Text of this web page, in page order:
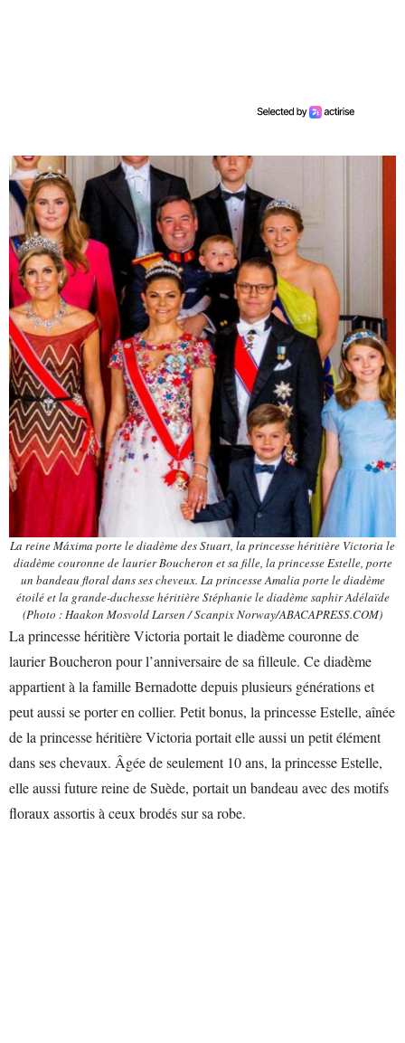
La reine Máxima porte le diadème des Stuart, la princesse héritière Victoria le
diadème couronne de laurier Boucheron et sa fille, la princesse Estelle, porte
un bandeau floral dans ses cheveux. La princesse Amalia porte le diadème
étoilé et la grande-duchesse héritière Stéphanie le diadème saphir Adélaïde
(Photo : Haakon Mosvold Larsen / Scanpix Norway/ABACAPRESS.COM)
La princesse héritière Victoria portait le diadème couronne de
laurier Boucheron pour l’anniversaire de sa filleule. Ce diadème
appartient à la famille Bernadotte depuis plusieurs générations et
peut aussi se porter en collier. Petit bonus, la princesse Estelle, aînée
de la princesse héritière Victoria portait elle aussi un petit élément
dans ses chevaux. Âgée de seulement 10 ans, la princesse Estelle,
elle aussi future reine de Suède, portait un bandeau avec des motifs
floraux assortis à ceux brodés sur sa robe.